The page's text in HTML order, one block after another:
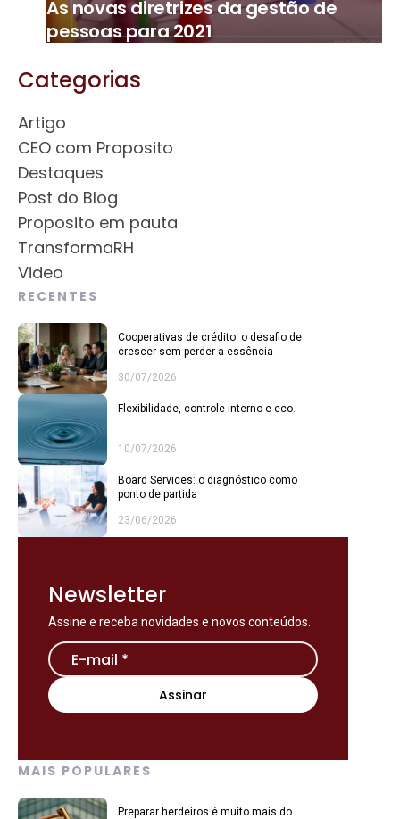
As novas diretrizes da gestão de
pessoas para 2021
Categorias
Artigo
CEO com Proposito
Destaques
Post do Blog
Proposito em pauta
TransformaRH
Video
RECENTES
Cooperativas de crédito: o desafio de
crescer sem perder a essência
30/07/2026
Flexibilidade, controle interno e eco.
10/07/2026
Board Services: o diagnóstico como
ponto de partida
23/06/2026
Newsletter
Assine e receba novidades e novos conteúdos.
MAIS POPULARES
Preparar herdeiros é muito mais do